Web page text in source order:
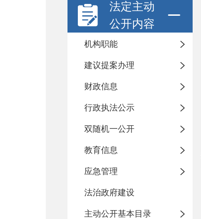
法定主动
公开内容
机构职能
建议提案办理
财政信息
行政执法公示
双随机一公开
教育信息
应急管理
法治政府建设
主动公开基本目录